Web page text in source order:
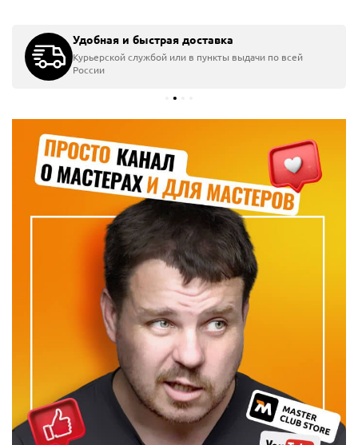
Удобная и быстрая доставка
Курьерской службой или в пункты выдачи по всей
России